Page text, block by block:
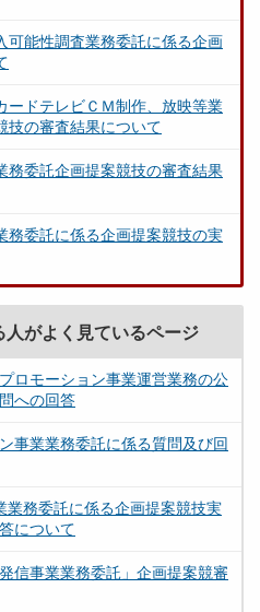
可能性調査業務委託に係る企画
ードテレビＣＭ制作、放映等業
技の審査結果について
務委託企画提案競技の審査結果
務委託に係る企画提案競技の実
人がよく見ているページ
ロモーション事業運営業務の公
への回答
事業業務委託に係る質問及び回
務委託に係る企画提案競技実
について
信事業業務委託」企画提案競審